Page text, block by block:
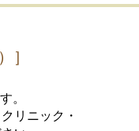
］
。
リニック・